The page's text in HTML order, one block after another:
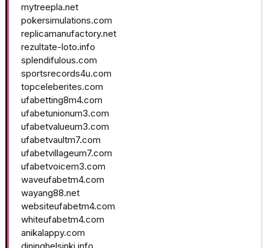
mytreepla.net
pokersimulations.com
replicamanufactory.net
rezultate-loto.info
splendifulous.com
sportsrecords4u.com
topceleberites.com
ufabetting8m4.com
ufabetunionum3.com
ufabetvalueum3.com
ufabetvaultm7.com
ufabetvillageum7.com
ufabetvoicem3.com
waveufabetm4.com
wayang88.net
websiteufabetm4.com
whiteufabetm4.com
anikalappy.com